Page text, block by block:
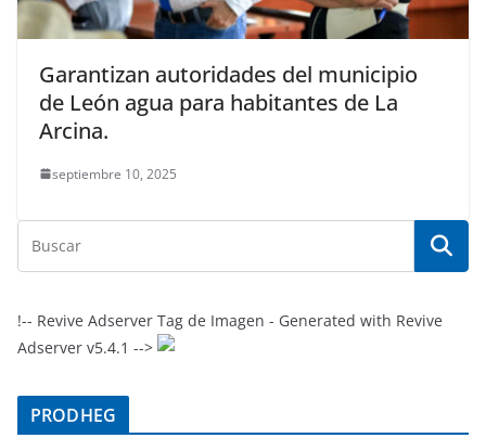
Garantizan autoridades del municipio
de León agua para habitantes de La
Arcina.
septiembre 10, 2025
!-- Revive Adserver Tag de Imagen - Generated with Revive
Adserver v5.4.1 -->
PRODHEG